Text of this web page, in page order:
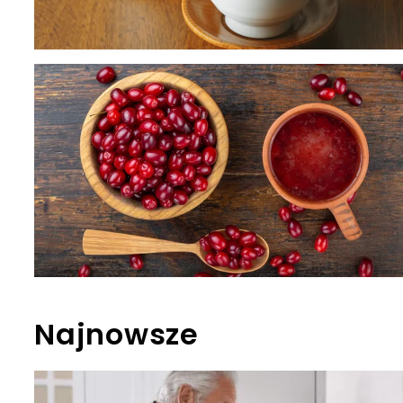
Najnowsze